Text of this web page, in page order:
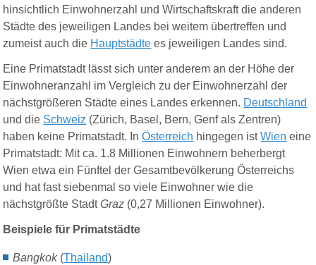
hinsichtlich Einwohnerzahl und Wirtschaftskraft die anderen
Städte des jeweiligen Landes bei weitem übertreffen und
zumeist auch die Hauptstädte es jeweiligen Landes sind.
Eine Primatstadt lässt sich unter anderem an der Höhe der
Einwohneranzahl im Vergleich zu der Einwohnerzahl der
nächstgrößeren Städte eines Landes erkennen. Deutschland
und die Schweiz (Zürich, Basel, Bern, Genf als Zentren)
haben keine Primatstadt. InÖsterreich hingegen istWien eine
Primatstadt: Mit ca. 1.8 Millionen Einwohnern beherbergt
Wien etwa ein Fünftel der Gesamtbevölkerung Österreichs
und hat fast siebenmal so viele Einwohner wie die
nächstgrößte StadtGraz (0,27 Millionen Einwohner).
Beispiele für Primatstädte
Bangkok(Thailand)